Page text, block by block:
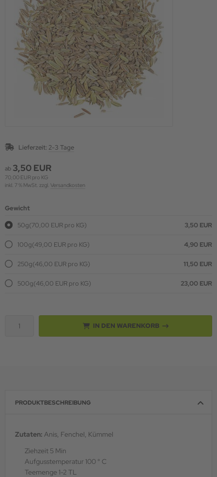
Lieferzeit: 2-3 Tage
ab 3,50 EUR
70,00 EUR pro KG
inkl. 7 % MwSt. zzgl. Versandkosten
Gewicht
50g(70,00 EUR pro KG) 3,50 EUR
100g(49,00 EUR pro KG) 4,90 EUR
250g(46,00 EUR pro KG) 11,50 EUR
500g(46,00 EUR pro KG) 23,00 EUR
IN DEN WARENKORB
PRODUKTBESCHREIBUNG
Zutaten: Anis, Fenchel, Kümmel
Ziehzeit 5 Min
Aufgusstemperatur 100 ° C
Teemenge 1-2 TL